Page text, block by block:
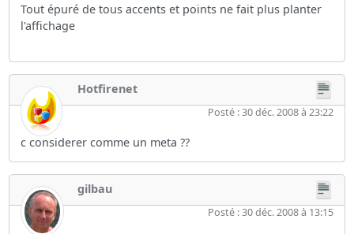
Tout épuré de tous accents et points ne fait plus planter
l'affichage
Hotfirenet
Posté : 30 déc. 2008 à 23:22
c considerer comme un meta ??
gilbau
Posté : 30 déc. 2008 à 13:15